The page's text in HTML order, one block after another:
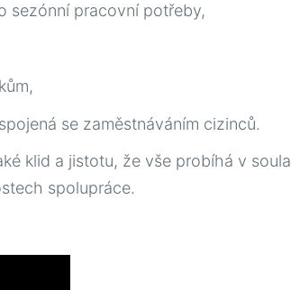
sezónní pracovní potřeby,
se zaměstnáváním cizinců.
klid a jistotu, že vše probíhá v
spolupráce.